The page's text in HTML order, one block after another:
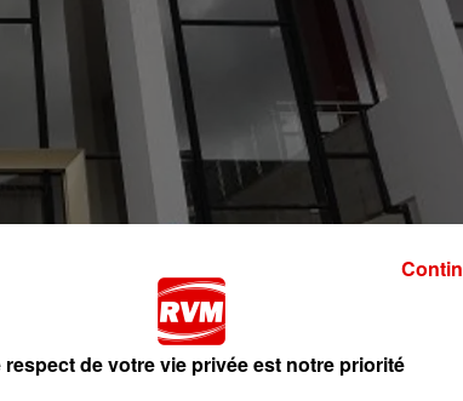
personnes ont perdu la vie le 7 février dernier a
avec deux circonstances aggravantes, à
respect de votre vie privée est notre priorité